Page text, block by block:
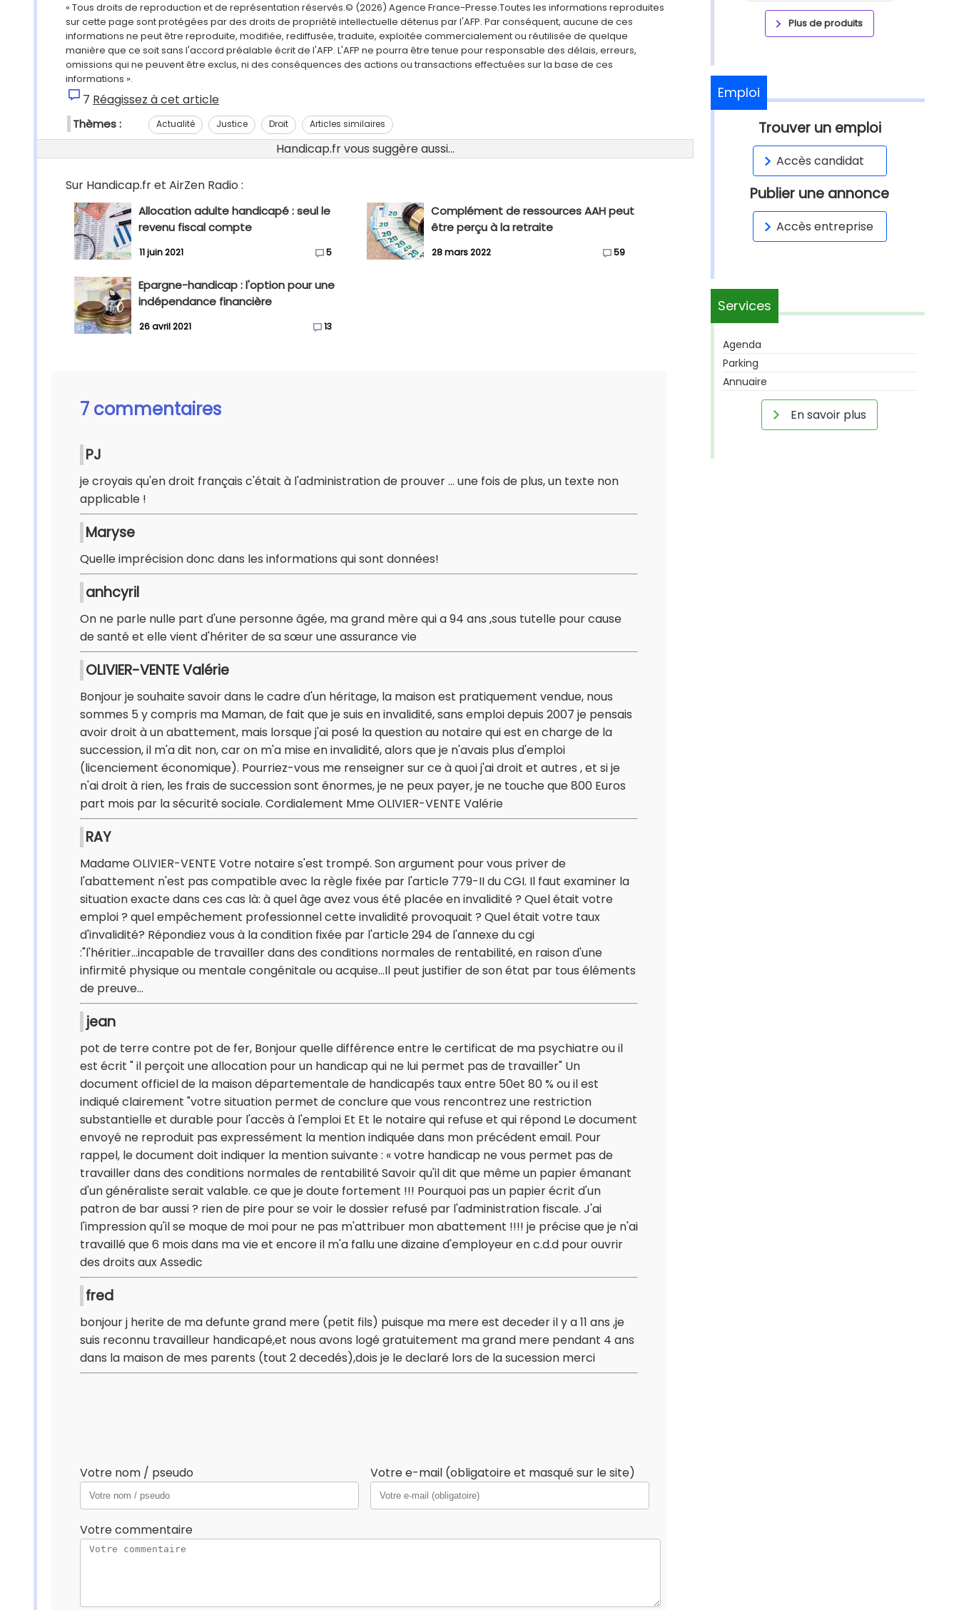
« Tous droits de reproduction et de représentation réservés.© (2026) Agence France-Presse.Toutes les informations reproduites
sur cette page sont protégées par des droits de propriété intellectuelle détenus par l'AFP. Par conséquent, aucune de ces
informations ne peut être reproduite, modifiée, rediffusée, traduite, exploitée commercialement ou réutilisée de quelque
manière que ce soit sans l'accord préalable écrit de l'AFP. L'AFP ne pourra être tenue pour responsable des délais, erreurs,
omissions qui ne peuvent être exclus, ni des conséquences des actions ou transactions effectuées sur la base de ces
informations ».
7 Réagissez à cet article
Thèmes : Actualité Justice Droit Articles similaires
Handicap.fr vous suggère aussi...
Sur Handicap.fr et AirZen Radio :
Allocation adulte handicapé : seul le
revenu fiscal compte
11 juin 2021 5
Complément de ressources AAH peut
être perçu à la retraite
28 mars 2022 59
Epargne-handicap : l'option pour une
indépendance financière
26 avril 2021 13
7 commentaires
PJ
je croyais qu'en droit français c'était à l'administration de prouver ... une fois de plus, un texte non
applicable !
Maryse
Quelle imprécision donc dans les informations qui sont données!
anhcyril
On ne parle nulle part d'une personne âgée, ma grand mère qui a 94 ans ,sous tutelle pour cause
de santé et elle vient d'hériter de sa sœur une assurance vie
OLIVIER-VENTE Valérie
Bonjour je souhaite savoir dans le cadre d'un héritage, la maison est pratiquement vendue, nous
sommes 5 y compris ma Maman, de fait que je suis en invalidité, sans emploi depuis 2007 je pensais
avoir droit à un abattement, mais lorsque j'ai posé la question au notaire qui est en charge de la
succession, il m'a dit non, car on m'a mise en invalidité, alors que je n'avais plus d'emploi
(licenciement économique). Pourriez-vous me renseigner sur ce à quoi j'ai droit et autres , et si je
n'ai droit à rien, les frais de succession sont énormes, je ne peux payer, je ne touche que 800 Euros
part mois par la sécurité sociale. Cordialement Mme OLIVIER-VENTE Valérie
RAY
Madame OLIVIER-VENTE Votre notaire s'est trompé. Son argument pour vous priver de
l'abattement n'est pas compatible avec la règle fixée par l'article 779-II du CGI. Il faut examiner la
situation exacte dans ces cas là: à quel âge avez vous été placée en invalidité ? Quel était votre
emploi ? quel empêchement professionnel cette invalidité provoquait ? Quel était votre taux
d'invalidité? Répondiez vous à la condition fixée par l'article 294 de l'annexe du cgi
:"l'héritier...incapable de travailler dans des conditions normales de rentabilité, en raison d'une
infirmité physique ou mentale congénitale ou acquise...Il peut justifier de son état par tous éléments
de preuve...
jean
pot de terre contre pot de fer, Bonjour quelle différence entre le certificat de ma psychiatre ou il
est écrit " il perçoit une allocation pour un handicap qui ne lui permet pas de travailler" Un
document officiel de la maison départementale de handicapés taux entre 50et 80 % ou il est
indiqué clairement "votre situation permet de conclure que vous rencontrez une restriction
substantielle et durable pour l'accès à l'emploi Et Et le notaire qui refuse et qui répond Le document
envoyé ne reproduit pas expressément la mention indiquée dans mon précédent email. Pour
rappel, le document doit indiquer la mention suivante : « votre handicap ne vous permet pas de
travailler dans des conditions normales de rentabilité Savoir qu'il dit que même un papier émanant
d'un généraliste serait valable. ce que je doute fortement !!! Pourquoi pas un papier écrit d'un
patron de bar aussi ? rien de pire pour se voir le dossier refusé par l'administration fiscale. J'ai
l'impression qu'il se moque de moi pour ne pas m'attribuer mon abattement !!!! je précise que je n'ai
travaillé que 6 mois dans ma vie et encore il m'a fallu une dizaine d'employeur en c.d.d pour ouvrir
des droits aux Assedic
fred
bonjour j herite de ma defunte grand mere (petit fils) puisque ma mere est deceder il y a 11 ans ,je
suis reconnu travailleur handicapé,et nous avons logé gratuitement ma grand mere pendant 4 ans
dans la maison de mes parents (tout 2 decedés),dois je le declaré lors de la sucession merci
Votre nom / pseudo Votre e-mail (obligatoire et masqué sur le site)
Votre commentaire
Plus de produits
Emploi
Trouver un emploi
Accès candidat
Publier une annonce
Accès entreprise
Services
Agenda
Parking
Annuaire
En savoir plus